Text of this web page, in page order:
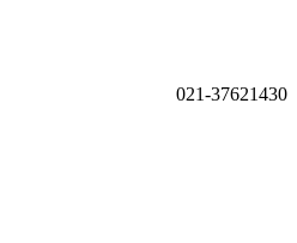
021-37621430